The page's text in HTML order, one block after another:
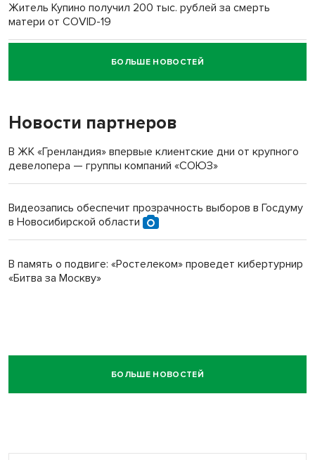
Житель Купино получил 200 тыс. рублей за смерть
матери от COVID-19
Новосибирский суд наказал водителя за смерть
пенсионерки на вокзале
БОЛЬШЕ НОВОСТЕЙ
Новости партнеров
В ЖК «Гренландия» впервые клиентские дни от крупного
девелопера — группы компаний «СОЮЗ»
Видеозапись обеспечит прозрачность выборов в Госдуму
в Новосибирской области
В память о подвиге: «Ростелеком» проведет кибертурнир
«Битва за Москву»
БОЛЬШЕ НОВОСТЕЙ